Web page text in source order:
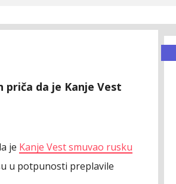
priča da je Kanje Vest
je Kanje Vest smuvao rusku
u potpunosti preplavile